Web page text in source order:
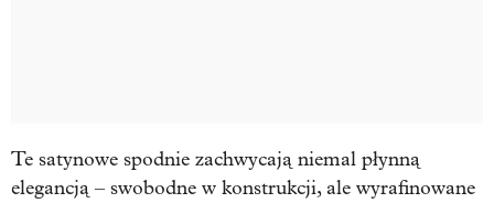
Te satynowe spodnie zachwycają niemal płynną
elegancją – swobodne w konstrukcji, ale wyrafinowane